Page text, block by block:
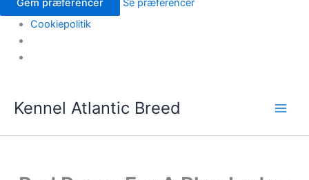
Gem præferencer
Se præferencer
Cookiepolitik
Kennel Atlantic Breed